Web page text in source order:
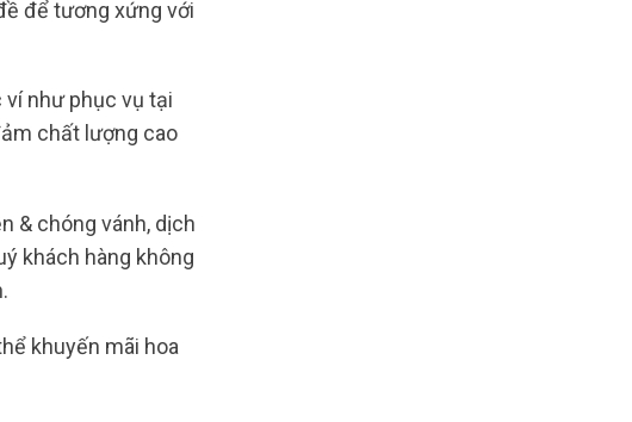
để tương xứng với
như phục vụ tại
chất lượng cao
& chóng vánh, dịch
khách hàng không
khuyến mãi hoa